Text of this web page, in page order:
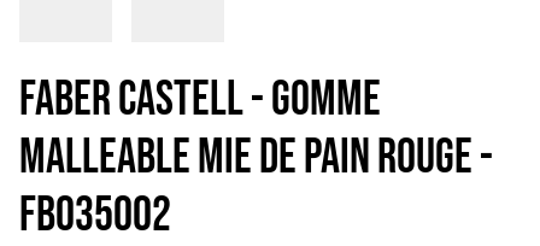
FABER CASTELL - GOMME
MALLEABLE MIE DE PAIN ROUGE -
FB035002